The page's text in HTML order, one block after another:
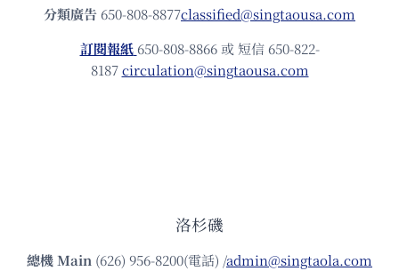
分類廣告 650-808-8877classified@singtaousa.com
訂閱報紙 650-808-8866 或 短信 650-822-
8187circulation@singtaousa.com
洛杉磯
總機Main (626) 956-8200(電話) /admin@singtaola.com